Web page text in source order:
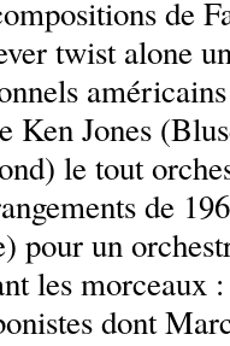
de
twist alone
Ken Jones
le tout
de
pour un
les morceaux
dont